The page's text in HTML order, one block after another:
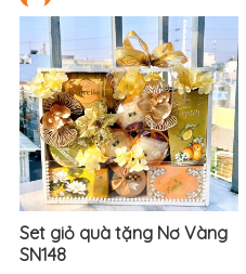
Set giỏ quà tặng Nơ Vàng
SN148